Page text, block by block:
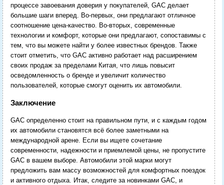
процессе завоевания доверия у покупателей, GAC делает
большие шаги вперед. Во-первых, они предлагают отличное
соотношение цена-качество. Во-вторых, современные
технологии и комфорт, которые они предлагают, сопоставимы с
тем, что вы можете найти у более известных брендов. Также
стоит отметить, что GAC активно работает над расширением
своих продаж за пределами Китая, что лишь повысит
осведомленность о бренде и увеличит количество
пользователей, которые смогут оценить их автомобили.
Заключение
GAC определенно стоит на правильном пути, и с каждым годом
их автомобили становятся всё более заметными на
международной арене. Если вы ищете сочетание
современности, надежности и приемлемой цены, не пропустите
GAC в вашем выборе. Автомобили этой марки могут
предложить вам массу возможностей для комфортных поездок
и активного отдыха. Итак, следите за новинками GAC, и